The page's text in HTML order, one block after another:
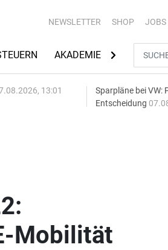
NEWSLETTER SHOP JOBS
AKADEMIE
13:01
Sparpläne bei VW:
Entscheidung
Mobilität